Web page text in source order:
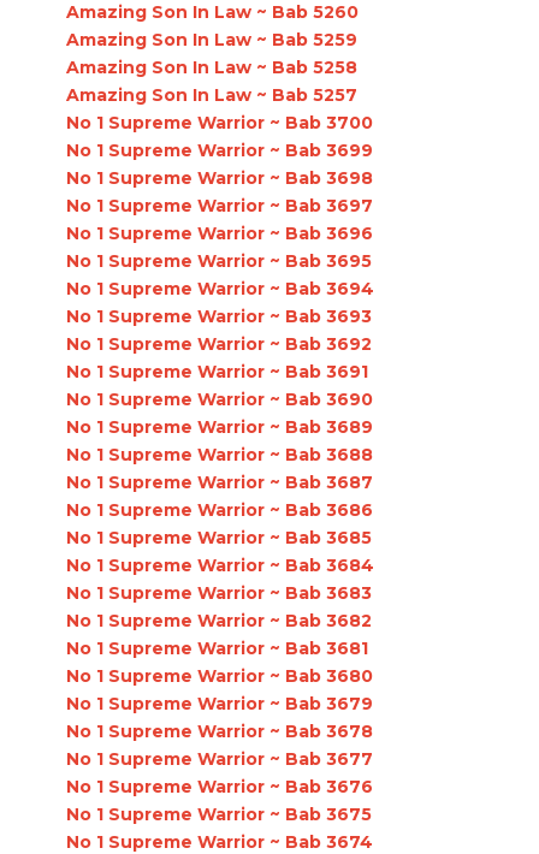
Amazing Son In Law ~ Bab 5260
Amazing Son In Law ~ Bab 5259
Amazing Son In Law ~ Bab 5258
Amazing Son In Law ~ Bab 5257
No 1 Supreme Warrior ~ Bab 3700
No 1 Supreme Warrior ~ Bab 3699
No 1 Supreme Warrior ~ Bab 3698
No 1 Supreme Warrior ~ Bab 3697
No 1 Supreme Warrior ~ Bab 3696
No 1 Supreme Warrior ~ Bab 3695
No 1 Supreme Warrior ~ Bab 3694
No 1 Supreme Warrior ~ Bab 3693
No 1 Supreme Warrior ~ Bab 3692
No 1 Supreme Warrior ~ Bab 3691
No 1 Supreme Warrior ~ Bab 3690
No 1 Supreme Warrior ~ Bab 3689
No 1 Supreme Warrior ~ Bab 3688
No 1 Supreme Warrior ~ Bab 3687
No 1 Supreme Warrior ~ Bab 3686
No 1 Supreme Warrior ~ Bab 3685
No 1 Supreme Warrior ~ Bab 3684
No 1 Supreme Warrior ~ Bab 3683
No 1 Supreme Warrior ~ Bab 3682
No 1 Supreme Warrior ~ Bab 3681
No 1 Supreme Warrior ~ Bab 3680
No 1 Supreme Warrior ~ Bab 3679
No 1 Supreme Warrior ~ Bab 3678
No 1 Supreme Warrior ~ Bab 3677
No 1 Supreme Warrior ~ Bab 3676
No 1 Supreme Warrior ~ Bab 3675
No 1 Supreme Warrior ~ Bab 3674